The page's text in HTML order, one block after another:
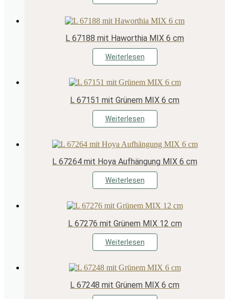
L 67188 mit Haworthia MIX 6 cm
Weiterlesen
L 67151 mit Grünem MIX 6 cm
Weiterlesen
L 67264 mit Hoya Aufhängung MIX 6 cm
Weiterlesen
L 67276 mit Grünem MIX 12 cm
Weiterlesen
L 67248 mit Grünem MIX 6 cm